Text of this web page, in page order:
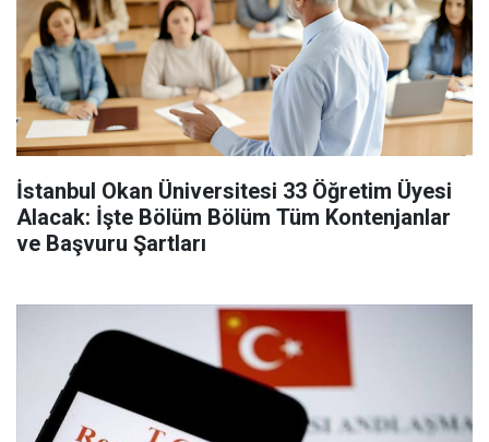
İstanbul Okan Üniversitesi 33 Öğretim Üyesi
Alacak: İşte Bölüm Bölüm Tüm Kontenjanlar
ve Başvuru Şartları